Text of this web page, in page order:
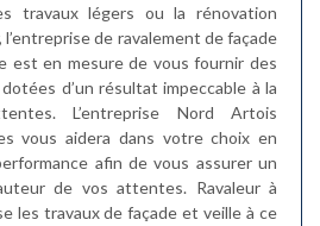
travaux légers ou la rénovation
de ravalement de façade
est en mesure de vous fournir des
d’un résultat impeccable à la
L’entreprise Nord Artois
vous aidera dans votre choix en
afin de vous assurer un
de vos attentes. Ravaleur à
les travaux de façade et veille à ce